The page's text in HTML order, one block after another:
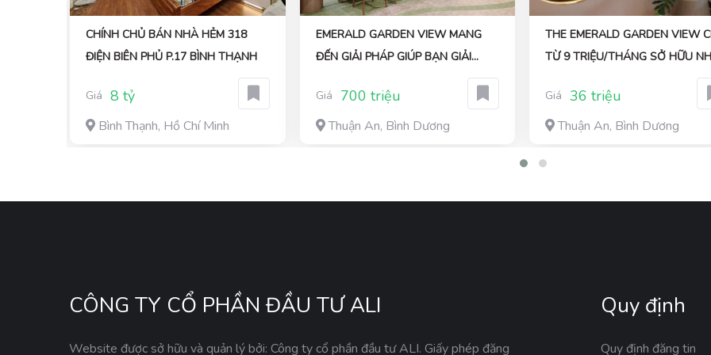
CHÍNH CHỦ BÁN NHÀ HẺM 318
ĐIỆN BIÊN PHỦ P.17 BÌNH THẠNH
Giá 8 tỷ
Bình Thạnh, Hồ Chí Minh
EMERALD GARDEN VIEW MANG
ĐẾN GIẢI PHÁP GIÚP BẠN GIẢI
PHÁP SỞ HỬU CHỈ 7TR/THÁNG
Giá
700 triệu
Thuận An, Bình Dương
THE EMERALD GARDEN VIEW
TỪ 9 TRIỆU/THÁNG SỞ HỮU
Giá 36 triệu
Thuận An, Bình Dương
CÔNG TY CỔ PHẦN ĐẦU TƯ ALI
Website được sở hữu và quản lý bởi: Công ty cổ phần đầu tư ALI. Giấy phép đăng
Quy định
Quy định đăng tin